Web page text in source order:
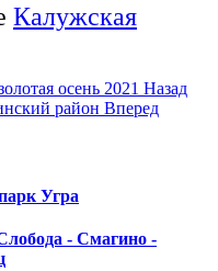
Калужская
осень 2021 Назад
район Вперед
Угра
- Смагино -